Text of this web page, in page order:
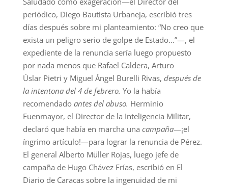
periódico, Diego Bautista Urbaneja, escribió tres
días después sobre mi planteamiento: “No creo que
exista un peligro serio de golpe de Estado…”—, el
expediente de la renuncia sería luego propuesto
por nada menos que Rafael Caldera, Arturo
Úslar Pietri y Miguel Ángel Burelli Rivas, después de
la intentona del 4 de febrero. Yo la había
recomendado antes del abuso. Herminio
Fuenmayor, el Director de la Inteligencia Militar,
declaró que había en marcha una campaña—¡el
íngrimo artículo!—para lograr la renuncia de Pérez.
El general Alberto Müller Rojas, luego jefe de
campaña de Hugo Chávez Frías, escribió en El
Diario de Caracas sobre la ingenuidad de mi